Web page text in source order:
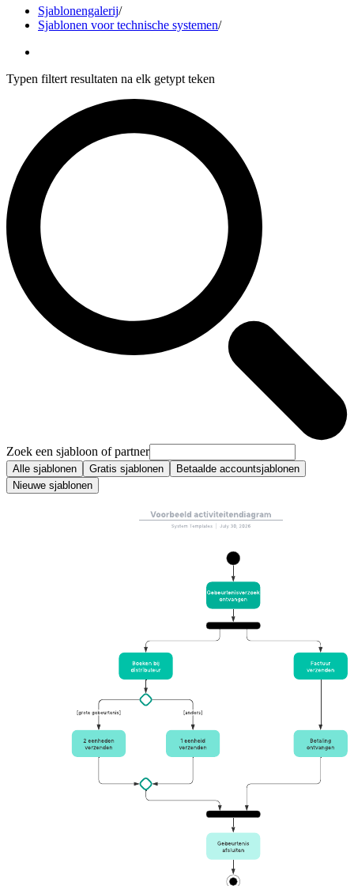
Sjablonengalerij/
Sjablonen voor technische systemen/
Typen filtert resultaten na elk getypt teken
Zoek een sjabloon of partner
Alle sjablonen Gratis sjablonen
Betaalde accountsjablonen
Nieuwe sjablonen